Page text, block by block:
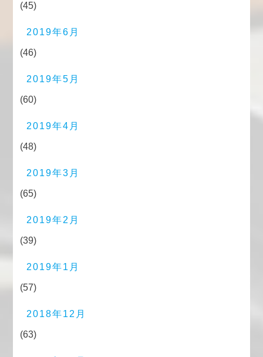
(45)
2019年6月
(46)
2019年5月
(60)
2019年4月
(48)
2019年3月
(65)
2019年2月
(39)
2019年1月
(57)
2018年12月
(63)